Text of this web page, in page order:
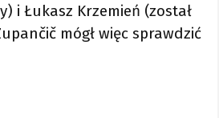
i Łukasz Krzemień (został
mógł więc sprawdzić